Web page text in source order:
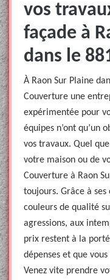
vos
façade à
dans le
À Raon Sur Plaine
Couverture une
expérimentée pour
équipes n’ont qu’un
vos travaux. Quel
votre maison ou de
Couverture à Raon
toujours. Grâce à ses
couleurs de qualité
agressions, aux
prix restent à la
dépenses et que
Venez vite prendre